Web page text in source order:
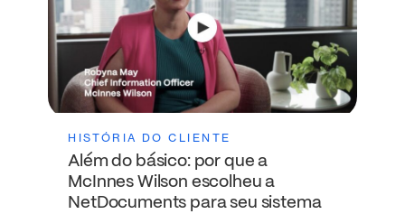
HISTÓRIA DO CLIENTE
Além do básico: por que a
McInnes Wilson escolheu a
NetDocuments para seu sistema